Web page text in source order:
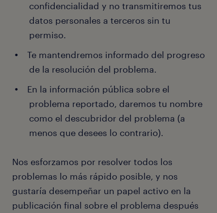
confidencialidad y no transmitiremos tus
datos personales a terceros sin tu
permiso.
Te mantendremos informado del progreso
de la resolución del problema.
En la información pública sobre el
problema reportado, daremos tu nombre
como el descubridor del problema (a
menos que desees lo contrario).
Nos esforzamos por resolver todos los
problemas lo más rápido posible, y nos
gustaría desempeñar un papel activo en la
publicación final sobre el problema después